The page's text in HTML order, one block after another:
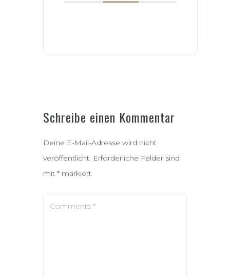
Schreibe einen Kommentar
Deine E-Mail-Adresse wird nicht
veröffentlicht. Erforderliche Felder sind
mit * markiert